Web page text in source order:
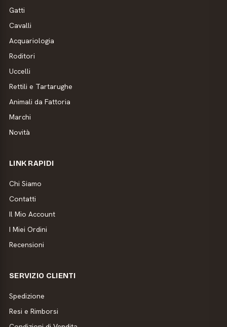
Gatti
Cavalli
Acquariologia
Roditori
Uccelli
Rettili e Tartarughe
Animali da Fattoria
Marchi
Novità
LINK RAPIDI
Chi Siamo
Contatti
Il Mio Account
I Miei Ordini
Recensioni
SERVIZIO CLIENTI
Spedizione
Resi e Rimborsi